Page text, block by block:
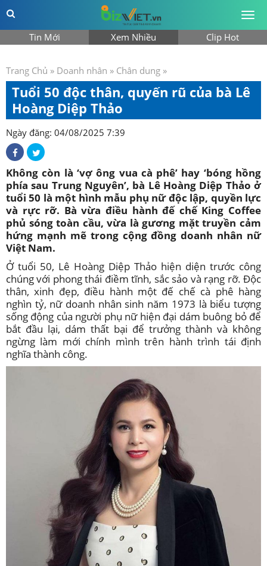
Tin Mới Xem Nhiều Clip Hot
Trang Chủ » Doanh nhân » Chân dung »
Tuổi 50 độc thân, quyến rũ của bà Lê
Hoàng Diệp Thảo
Ngày đăng: 04/08/2025 7:39
Không còn là ‘vợ ông vua cà phê’ hay ‘bóng hồng
phía sau Trung Nguyên’, bà Lê Hoàng Diệp Thảo ở
tuổi 50 là một hình mẫu phụ nữ độc lập, quyền lực
và rực rỡ. Bà vừa điều hành đế chế King Coffee
phủ sóng toàn cầu, vừa là gương mặt truyền cảm
hứng mạnh mẽ trong cộng đồng doanh nhân nữ
Việt Nam.
Ở tuổi 50, Lê Hoàng Diệp Thảo hiện diện trước công
chúng với phong thái điềm tĩnh, sắc sảo và rạng rỡ. Độc
thân, xinh đẹp, điều hành một đế chế cà phê hàng
nghìn tỷ, nữ doanh nhân sinh năm 1973 là biểu tượng
sống động của người phụ nữ hiện đại dám buông bỏ để
bắt đầu lại, dám thất bại để trưởng thành và không
ngừng làm mới chính mình trên hành trình tái định
nghĩa thành công.